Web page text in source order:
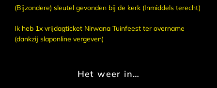
(Bijzondere) sleutel gevonden bij de kerk (Inmiddels terecht)
Ik heb 1x vrijdagticket Nirwana Tuinfeest ter overname
(dankzij slaponline vergeven)
Het weer in…